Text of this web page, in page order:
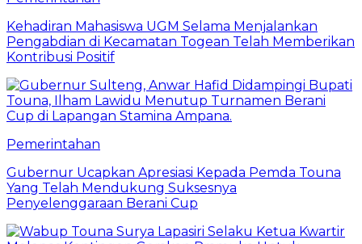
Kehadiran Mahasiswa UGM Selama Menjalankan
Pengabdian di Kecamatan Togean Telah Memberikan
Kontribusi Positif
Pemerintahan
Gubernur Ucapkan Apresiasi Kepada Pemda Touna
Yang Telah Mendukung Suksesnya
Penyelenggaraan Berani Cup